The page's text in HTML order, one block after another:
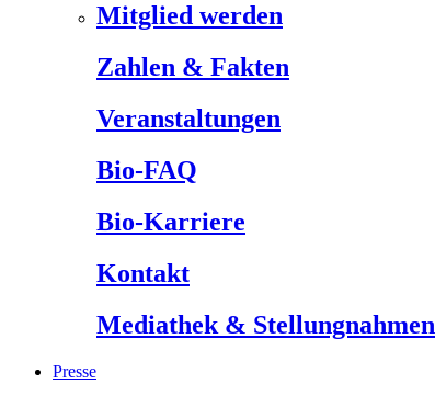
Mitglied werden
Zahlen & Fakten
Veranstaltungen
Bio-FAQ
Bio-Karriere
Kontakt
Mediathek & Stellungnahmen
Presse